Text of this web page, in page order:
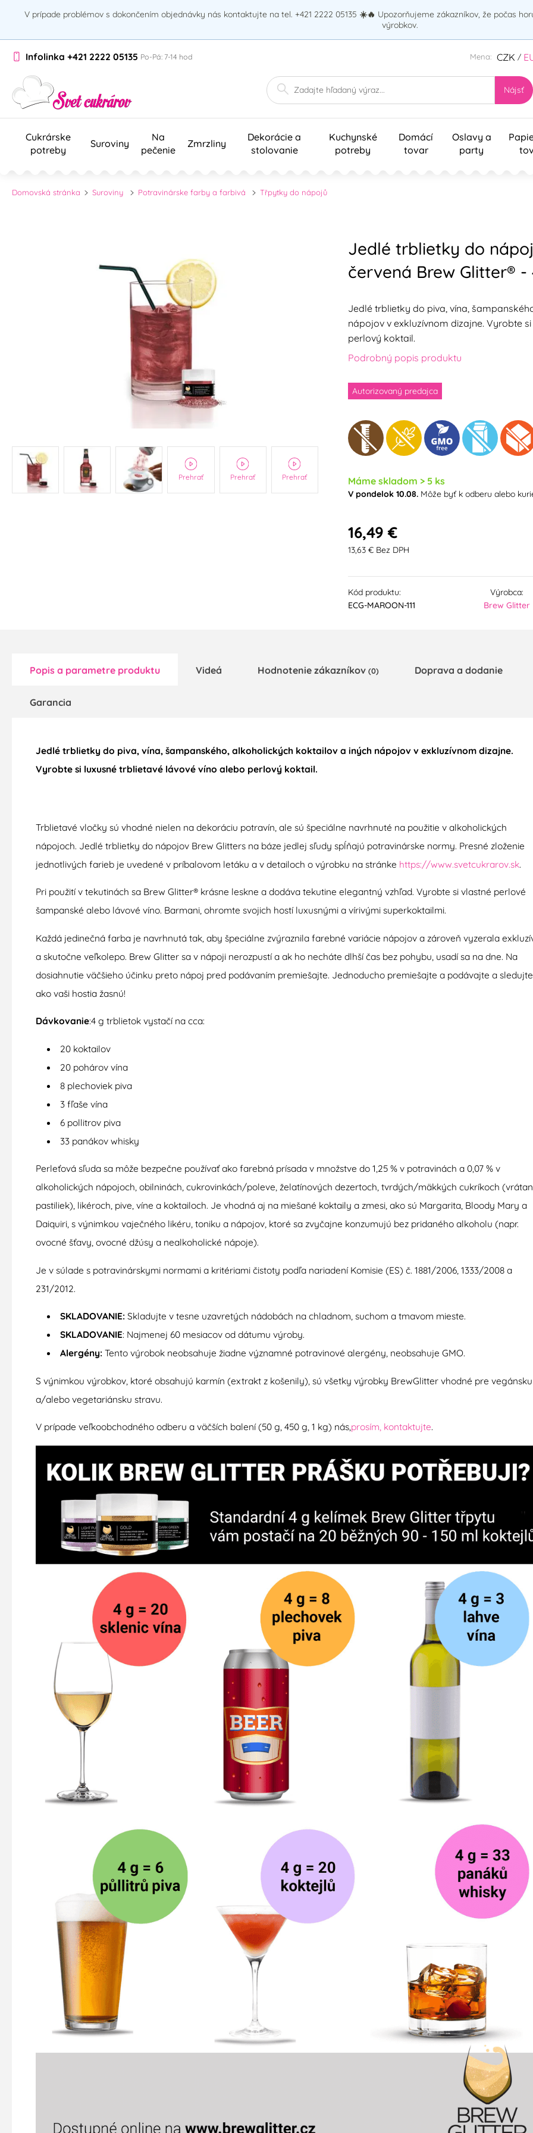
V prípade problémov s dokončením objednávky nás kontaktujte na tel. +421 2222 05135 ☀️🔥 Upozorňujeme zákazníkov, že počas
výrobkov.
Infolinka +421 2222 05135 Po-Pá: 7-14 hod Mena: CZK /
Nájsť
Cukrárske
potreby
Suroviny
Na
pečenie
Zmrzliny
Dekorácie a
stolovanie
Kuchynské
potreby
Domácí
tovar
Oslavy a
party
Domovská stránka Suroviny Potravinárske farby a farbivá Třpytky do nápojů
Prehrať Prehrať Prehrať
Jedlé trblietky do
červená Brew Glitter® -
Jedlé trblietky do piva, vína,
nápojov v exkluzívnom dizajne. Vyrobte
perlový koktail.
Podrobný popis produktu
Autorizovaný predajca
Máme skladom > 5 ks
V pondelok 10.08.Môže byť k odberu alebo
16,49 €
13,63 € Bez DPH
Kód produktu:
ECG-MAROON-111
Výrobca:
Brew Glitter
Popis a parametre produktu Videá Hodnotenie zákazníkov (0) Doprava a dodanie
Garancia
Jedlé trblietky do piva, vína, šampanského, alkoholických koktailov a iných nápojov v exkluzívnom dizajne.
Vyrobte si luxusné trblietavé lávové víno alebo perlový koktail.
Trblietavé vločky sú vhodné nielen na dekoráciu potravín, ale sú špeciálne navrhnuté na použitie v alkoholických
nápojoch. Jedlé trblietky do nápojov Brew Glitters na báze jedlej sľudy spĺňajú potravinárske normy. Presné zloženie
jednotlivých farieb je uvedené v príbalovom letáku a v detailoch o výrobku na stránke https://www.svetcukrarov.sk.
Pri použití v tekutinách sa Brew Glitter® krásne leskne a dodáva tekutine elegantný vzhľad. Vyrobte si vlastné perlové
šampanské alebo lávové víno. Barmani, ohromte svojich hostí luxusnými a vírivými superkoktailmi.
Každá jedinečná farba je navrhnutá tak, aby špeciálne zvýraznila farebné variácie nápojov a zároveň vyzerala
a skutočne veľkolepo. Brew Glitter sa v nápoji nerozpustí a ak ho necháte dlhší čas bez pohybu, usadí sa na dne. Na
dosiahnutie väčšieho účinku preto nápoj pred podávaním premiešajte. Jednoducho premiešajte a podávajte a
ako vaši hostia žasnú!
Dávkovanie:4 g trblietok vystačí na cca:
20 koktailov
20 pohárov vína
8 plechoviek piva
3 fľaše vína
6 pollitrov piva
33 panákov whisky
Perleťová sľuda sa môže bezpečne používať ako farebná prísada v množstve do 1,25 % v potravinách a 0,07 % v
alkoholických nápojoch, obilninách, cukrovinkách/poleve, želatínových dezertoch, tvrdých/mäkkých cukríkoch
pastiliek), likéroch, pive, víne a koktailoch. Je vhodná aj na miešané koktaily a zmesi, ako sú Margarita, Bloody Mary a
Daiquiri, s výnimkou vaječného likéru, toniku a nápojov, ktoré sa zvyčajne konzumujú bez pridaného alkoholu (napr.
ovocné šťavy, ovocné džúsy a nealkoholické nápoje).
Je v súlade s potravinárskymi normami a kritériami čistoty podľa nariadení Komisie (ES) č. 1881/2006, 1333/2008 a
231/2012.
SKLADOVANIE: Skladujte v tesne uzavretých nádobách na chladnom, suchom a tmavom mieste.
SKLADOVANIE: Najmenej 60 mesiacov od dátumu výroby.
Alergény: Tento výrobok neobsahuje žiadne významné potravinové alergény, neobsahuje GMO.
S výnimkou výrobkov, ktoré obsahujú karmín (extrakt z košenily), sú všetky výrobky BrewGlitter vhodné pre vegánsku
a/alebo vegetariánsku stravu.
V prípade veľkoobchodného odberu a väčších balení (50 g, 450 g, 1 kg) nás,prosím, kontaktujte.